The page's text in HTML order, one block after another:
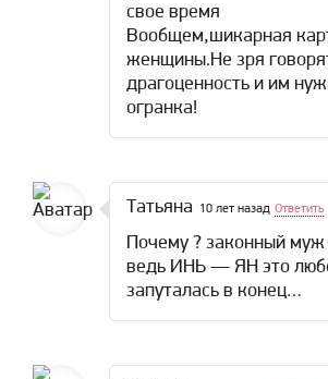
свое время
Вообщем,шикарная
женщины.Не зря
драгоценность и им
огранка!
Татьяна 10 лет назад Ответить
Почему ? законный
ведь ИНЬ — ЯН это
запуталась в конец…